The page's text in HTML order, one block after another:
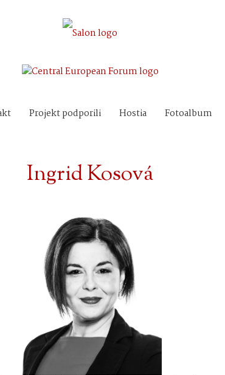
Projekt podporili Hostia Fotoalbum
Ingrid Kosová